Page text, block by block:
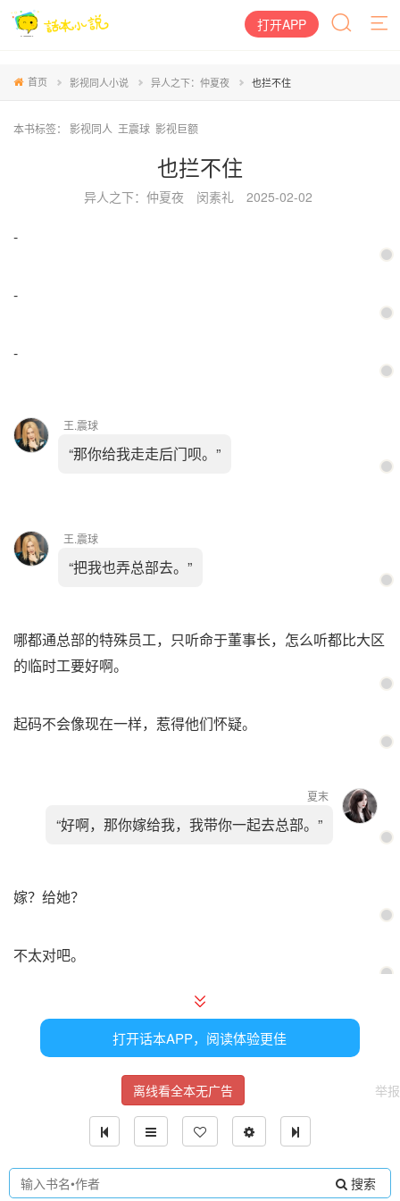
打开APP
首页 影视同人小说 异人之下：仲夏夜 也拦不住
本书标签： 影视同人 王震球 影视巨额
也拦不住
异人之下：仲夏夜 闵素礼 2025-02-02
-
-
-
王.震球
“那你给我走走后门呗。”
王.震球
“把我也弄总部去。”
哪都通总部的特殊员工，只听命于董事长，怎么听都比大区
的临时工要好啊。
起码不会像现在一样，惹得他们怀疑。
夏末
“好啊，那你嫁给我，我带你一起去总部。”
嫁？给她？
不太对吧。
这时总部发来了消息，所有人拿出了手机看着任务群内新发
【总部：陈朵身上的毒一旦扩散会造成巨大伤害，形势危
急，抓捕陈朵任务事关重大，如遇强烈反抗或有生命威胁，
可自行酌情处理。】
打开话本APP，阅读体验更佳
离线看全本无广告 举报
搜索